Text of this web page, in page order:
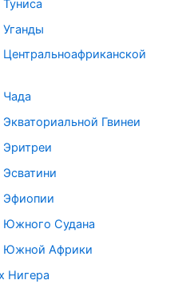
Чада
Гвинеи
Эритреи
Эфиопии
Южного Судана
Южной Африки
Нигера